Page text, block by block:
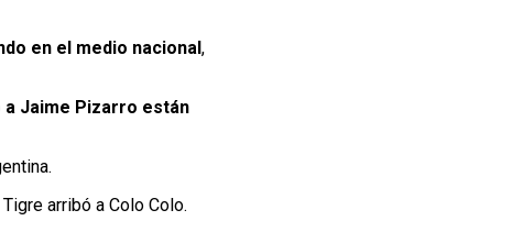
en el medio nacional ,
a Jaime Pizarro están
arribó a Colo Colo.